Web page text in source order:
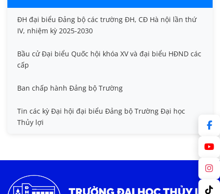
ĐH đại biểu Đảng bộ các trường ĐH, CĐ Hà nội lần thứ
IV, nhiệm kỳ 2025-2030
Bầu cử Đại biểu Quốc hội khóa XV và đại biểu HĐND các
cấp
Ban chấp hành Đảng bộ Trường
Tin các kỳ Đại hội đại biểu Đảng bộ Trường Đại học
Thủy lợi